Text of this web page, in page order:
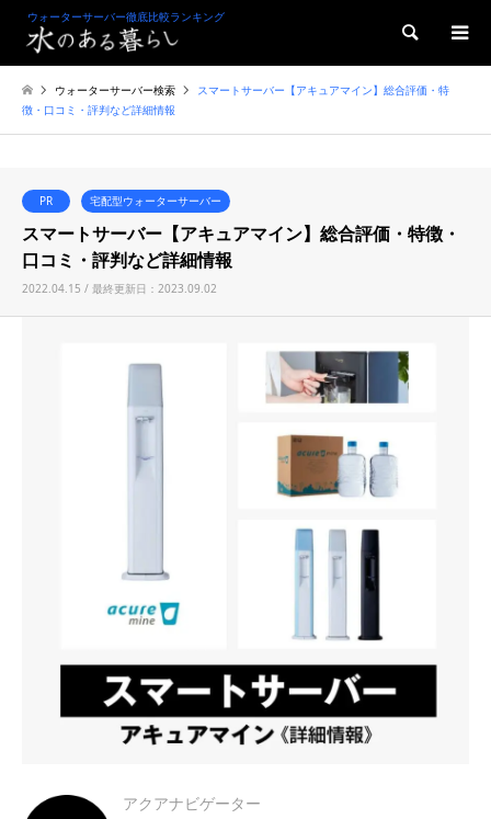
ウォーターサーバー徹底比較ランキング
検索
ウォーターサーバー検索
スマートサーバー【アキュアマイン】総合評価・特
徴・口コミ・評判など詳細情報
PR 宅配型ウォーターサーバー
スマートサーバー【アキュアマイン】総合評価・特徴・
口コミ・評判など詳細情報
2022.04.15 / 最終更新日：2023.09.02
アクアナビゲーター